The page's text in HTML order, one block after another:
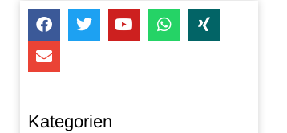
Kategorien